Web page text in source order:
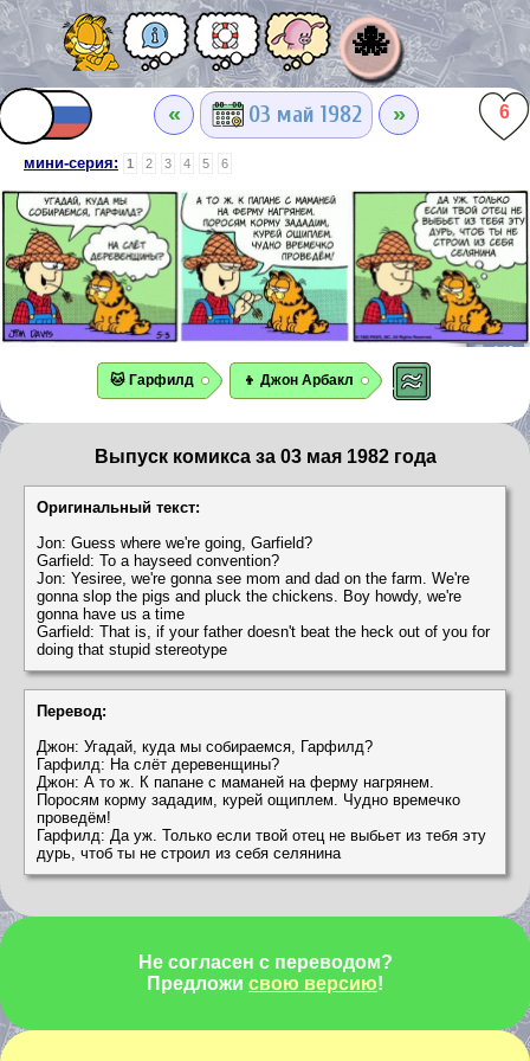
🐙
« 03 май 1982 » 6
мини-серия: 1 2 3 4 5 6
🐱 Гарфилд 👦 Джон Арбакл
Выпуск комикса за 03 мая 1982 года
Оригинальный текст:
Jon: Guess where we're going, Garfield?
Garfield: To a hayseed convention?
Jon: Yesiree, we're gonna see mom and dad on the farm. We're
gonna slop the pigs and pluck the chickens. Boy howdy, we're
gonna have us a time
Garfield: That is, if your father doesn't beat the heck out of you for
doing that stupid stereotype
Перевод:
Джон: Угадай, куда мы собираемся, Гарфилд?
Гарфилд: На слёт деревенщины?
Джон: А то ж. К папане с маманей на ферму нагрянем.
Поросям корму зададим, курей ощиплем. Чудно времечко
проведём!
Гарфилд: Да уж. Только если твой отец не выбьет из тебя эту
дурь, чтоб ты не строил из себя селянина
Не согласен с переводом?
Предложи свою версию!